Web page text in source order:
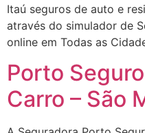
Itaú seguros de auto e
através do simulador de
online em Todas as
Porto
Carro – São